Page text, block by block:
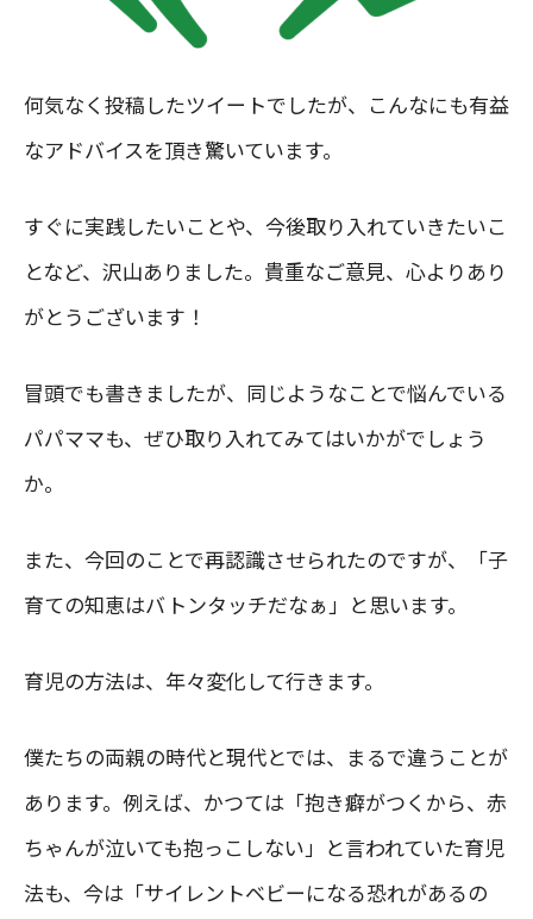
何気なく投稿したツイートでしたが、こんなにも有益
なアドバイスを頂き驚いています。
すぐに実践したいことや、今後取り入れていきたいこ
となど、沢山ありました。貴重なご意見、心よりあり
がとうございます！
冒頭でも書きましたが、同じようなことで悩んでいる
パパママも、ぜひ取り入れてみてはいかがでしょう
か。
また、今回のことで再認識させられたのですが、「子
育ての知恵はバトンタッチだなぁ」と思います。
育児の方法は、年々変化して行きます。
僕たちの両親の時代と現代とでは、まるで違うことが
あります。例えば、かつては「抱き癖がつくから、赤
ちゃんが泣いても抱っこしない」と言われていた育児
法も、今は「サイレントベビーになる恐れがあるの